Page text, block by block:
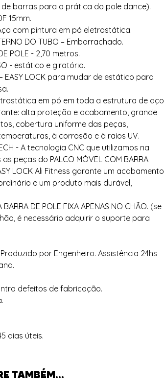
barras para a prática do pole dance).
15mm.
com pintura em pó eletrostática.
DO TUBO – Emborrachado.
POLE - 2,70 metros.
- estático e giratório.
– EASY LOCK para mudar de estático para
em pó em toda a estrutura de aço
alta proteção e acabamento, grande
cobertura uniforme das peças,
à corrosão e à raios UV.
- A tecnologia CNC que utilizamos na
peças do PALCO MÓVEL COM BARRA
LOCK Ali Fitness garante um acabamento
e um produto mais durável,
BARRA DE POLE FIXA APENAS NO CHÃO. (se
é necessário adquirir o suporte para
Produzido por Engenheiro. Assistência 24hs
defeitos de fabricação.
dias úteis.
TAMBÉM...